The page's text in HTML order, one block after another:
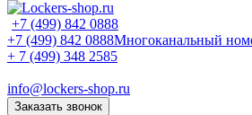
+7 (499) 842 0888
+7 (499) 842 0888Многоканальный
+ 7 (499) 348 2585
info@lockers-shop.ru
Заказать звонок